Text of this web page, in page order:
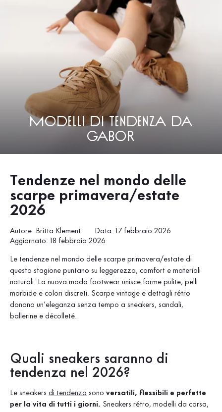
Modelli di tendenza da
Gabor
Tendenze nel mondo delle
scarpe primavera/estate
2026
Autore: Britta Klement
Data: 17 febbraio 2026
Aggiornato: 18 febbraio 2026
Le tendenze nel mondo delle scarpe primavera/estate di
questa stagione puntano su leggerezza, comfort e materiali
naturali. La nuova moda footwear unisce forme pulite, pelli
morbide e colori discreti. Scarpe vintage e dettagli rétro
donano un’eleganza senza tempo a sneakers, sandali,
ballerine e décolleté.
Quali sneakers saranno di
tendenza nel 2026?
Le sneakers di tendenza sono versatili, flessibili e perfette
per la vita di tutti i giorni. Sneakers rétro, modelli da corsa,